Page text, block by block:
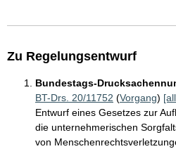
Zu Regelungsentwurf
Bundestags-
BT-Drs. 20/11752 (Vorgang)
Entwurf eines Gesetzes zur
die unternehmerischen
von